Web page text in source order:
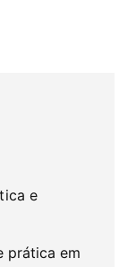
e
prática em